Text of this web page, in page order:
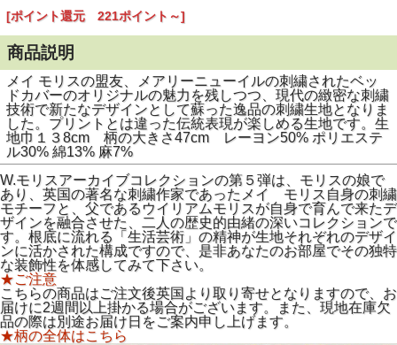
[ポイント還元 221ポイント～]
商品説明
メイ モリスの盟友、メアリーニューイルの刺繍されたベッ
ドカバーのオリジナルの魅力を残しつつ、現代の緻密な刺繍
技術で新たなデザインとして蘇った逸品の刺繍生地となりま
した。プリントとは違った伝統表現が楽しめる生地です。生
地巾１３8cm 柄の大きさ47cm レーヨン50% ポリエステ
ル30% 綿13% 麻7%
W.モリスアーカイブコレクションの第５弾は、モリスの娘で
あり、英国の著名な刺繍作家であったメイ モリス自身の刺繍
モチーフと、父であるウイリアムモリスが自身で育んで来たデ
ザインを融合させた、二人の歴史的由緒の深いコレクションで
す。根底に流れる「生活芸術」の精神が生地それぞれのデザイ
ンに活かされた構成ですので、是非あなたのお部屋でその独特
な装飾性を体感してみて下さい。
★ご注意
こちらの商品はご注文後英国より取り寄せとなりますので、お
届けに2週間以上掛かる場合がございます。また、現地在庫欠
品の際は別途お届け日をご案内申し上げます。
★柄の全体はこちら